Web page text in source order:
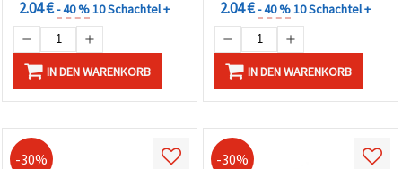
2.04 €- 40 %10 Schachtel +
IN DEN WARENKORB
2.04 €- 40 %10 Schachtel +
IN DEN WARENKORB
-30% -30%